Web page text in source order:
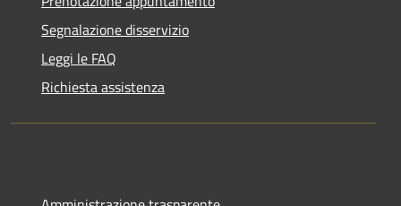
Segnalazione disservizio
Leggi le FAQ
Richiesta assistenza